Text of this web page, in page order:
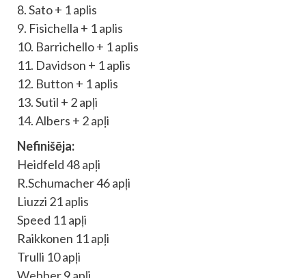
8. Sato + 1 aplis
9. Fisichella + 1 aplis
10. Barrichello + 1 aplis
11. Davidson + 1 aplis
12. Button + 1 aplis
13. Sutil + 2 apļi
14. Albers + 2 apļi
Nefinišēja:
Heidfeld 48 apļi
R.Schumacher 46 apļi
Liuzzi 21 aplis
Speed 11 apļi
Raikkonen 11 apļi
Trulli 10 apļi